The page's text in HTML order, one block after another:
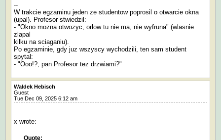
--
W trakcie egzaminu jeden ze studentow poprosil o otwarcie okna
(upal). Profesor stwiedzil:
- "Okno mozna otwozyc, orlow tu nie ma, nie wyfruna" (wlasnie
zlapal
kilku na sciaganiu).
Po egzaminie, gdy juz wszyscy wychodzili, ten sam student
spytal:
- "Ooo!?, pan Profesor tez drzwiami?"
Waldek Hebisch
Guest
Tue Dec 09, 2025 6:12 am
x wrote:
Quote: